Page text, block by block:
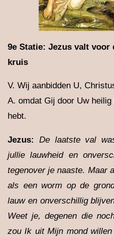
9e Statie: Jezus valt voor
kruis
V. Wij aanbidden U,
A. omdat Gij door Uw
hebt.
Jezus:
De laatste val
jullie lauwheid en
tegenover je naaste. Maar
als een worm op de
lauw en onverschillig
Weet je, degenen die
zou Ik uit Mijn mond